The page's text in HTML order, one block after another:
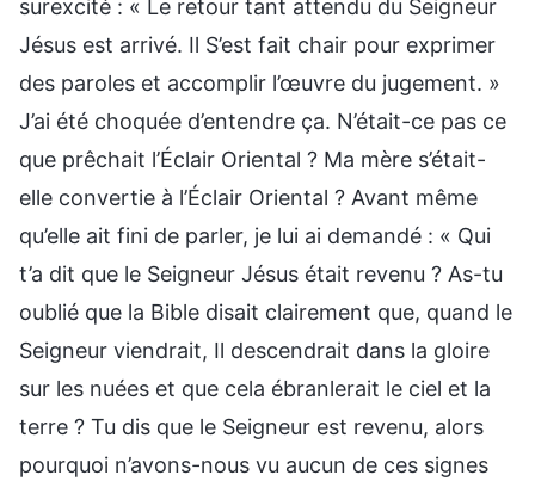
surexcité : « Le retour tant attendu du Seigneur
Jésus est arrivé. Il S’est fait chair pour exprimer
des paroles et accomplir l’œuvre du jugement. »
J’ai été choquée d’entendre ça. N’était-ce pas ce
que prêchait l’Éclair Oriental ? Ma mère s’était-
elle convertie à l’Éclair Oriental ? Avant même
qu’elle ait fini de parler, je lui ai demandé : « Qui
t’a dit que le Seigneur Jésus était revenu ? As-tu
oublié que la Bible disait clairement que, quand le
Seigneur viendrait, Il descendrait dans la gloire
sur les nuées et que cela ébranlerait le ciel et la
terre ? Tu dis que le Seigneur est revenu, alors
pourquoi n’avons-nous vu aucun de ces signes